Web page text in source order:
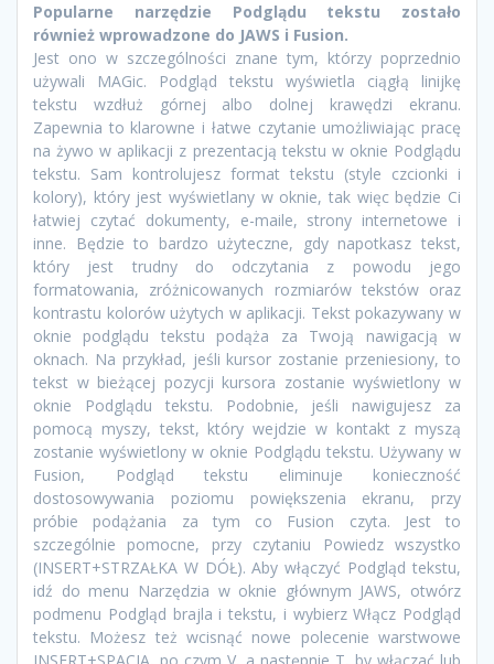
Popularne narzędzie Podglądu tekstu zostało
również wprowadzone do JAWS i Fusion.
Jest ono w szczególności znane tym, którzy poprzednio
używali MAGic. Podgląd tekstu wyświetla ciągłą linijkę
tekstu wzdłuż górnej albo dolnej krawędzi ekranu.
Zapewnia to klarowne i łatwe czytanie umożliwiając pracę
na żywo w aplikacji z prezentacją tekstu w oknie Podglądu
tekstu. Sam kontrolujesz format tekstu (style czcionki i
kolory), który jest wyświetlany w oknie, tak więc będzie Ci
łatwiej czytać dokumenty, e-maile, strony internetowe i
inne. Będzie to bardzo użyteczne, gdy napotkasz tekst,
który jest trudny do odczytania z powodu jego
formatowania, zróżnicowanych rozmiarów tekstów oraz
kontrastu kolorów użytych w aplikacji. Tekst pokazywany w
oknie podglądu tekstu podąża za Twoją nawigacją w
oknach. Na przykład, jeśli kursor zostanie przeniesiony, to
tekst w bieżącej pozycji kursora zostanie wyświetlony w
oknie Podglądu tekstu. Podobnie, jeśli nawigujesz za
pomocą myszy, tekst, który wejdzie w kontakt z myszą
zostanie wyświetlony w oknie Podglądu tekstu. Używany w
Fusion, Podgląd tekstu eliminuje konieczność
dostosowywania poziomu powiększenia ekranu, przy
próbie podążania za tym co Fusion czyta. Jest to
szczególnie pomocne, przy czytaniu Powiedz wszystko
(INSERT+STRZAŁKA W DÓŁ). Aby włączyć Podgląd tekstu,
idź do menu Narzędzia w oknie głównym JAWS, otwórz
podmenu Podgląd brajla i tekstu, i wybierz Włącz Podgląd
tekstu. Możesz też wcisnąć nowe polecenie warstwowe